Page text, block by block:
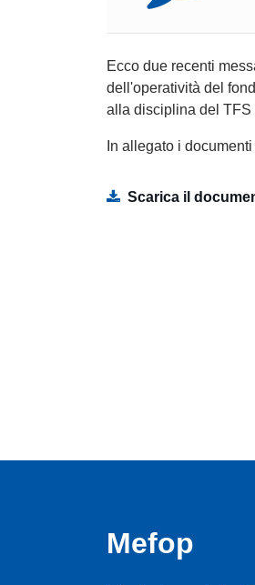
Ecco due recenti
dell'operatività del
alla disciplina del TFS
In allegato i
Scarica il
Mefop